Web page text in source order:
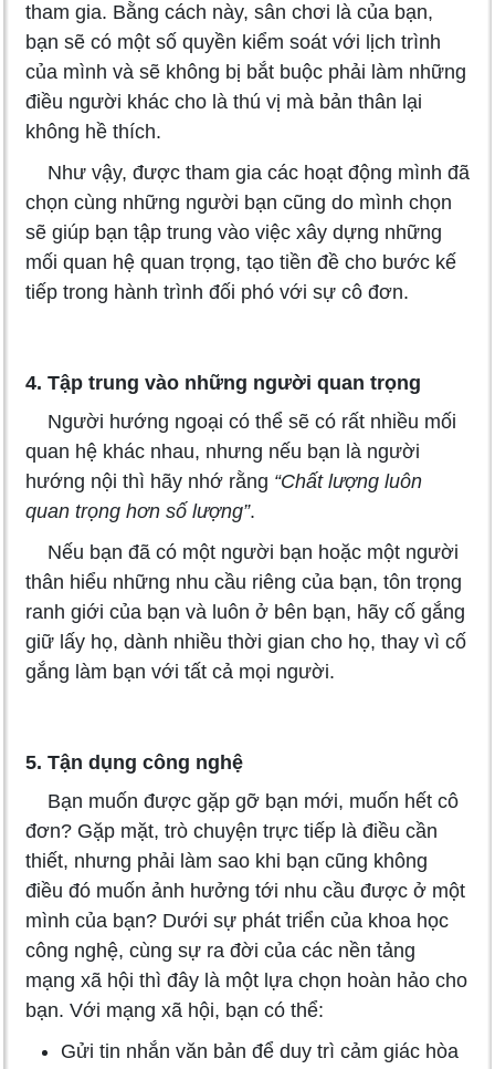
tham gia. Bằng cách này, sân chơi là của bạn,
bạn sẽ có một số quyền kiểm soát với lịch trình
của mình và sẽ không bị bắt buộc phải làm những
điều người khác cho là thú vị mà bản thân lại
không hề thích.
Như vậy, được tham gia các hoạt động mình đã
chọn cùng những người bạn cũng do mình chọn
sẽ giúp bạn tập trung vào việc xây dựng những
mối quan hệ quan trọng, tạo tiền đề cho bước kế
tiếp trong hành trình đối phó với sự cô đơn.
4. Tập trung vào những người quan trọng
Người hướng ngoại có thể sẽ có rất nhiều mối
quan hệ khác nhau, nhưng nếu bạn là người
hướng nội thì hãy nhớ rằng “Chất lượng luôn
quan trọng hơn số lượng”.
Nếu bạn đã có một người bạn hoặc một người
thân hiểu những nhu cầu riêng của bạn, tôn trọng
ranh giới của bạn và luôn ở bên bạn, hãy cố gắng
giữ lấy họ, dành nhiều thời gian cho họ, thay vì cố
gắng làm bạn với tất cả mọi người.
5. Tận dụng công nghệ
Bạn muốn được gặp gỡ bạn mới, muốn hết cô
đơn? Gặp mặt, trò chuyện trực tiếp là điều cần
thiết, nhưng phải làm sao khi bạn cũng không
điều đó muốn ảnh hưởng tới nhu cầu được ở một
mình của bạn? Dưới sự phát triển của khoa học
công nghệ, cùng sự ra đời của các nền tảng
mạng xã hội thì đây là một lựa chọn hoàn hảo cho
bạn. Với mạng xã hội, bạn có thể:
Gửi tin nhắn văn bản để duy trì cảm giác hòa